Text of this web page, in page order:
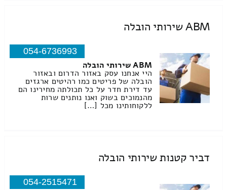
ABM שירותי הובלה
054-6736993
ABM שירותי הובלה
היי אנחנו עסק באזור הדרום ובאזור
הובלה של פריטים כמו רהיטים ארגזים
עד דירת חדר על כל תכולתה מחירינו הם
מהנמוכים בשוק ואנו נותנים שרות
ללקוחותינו מכל […]
דביר קטנות שירותי הובלה
054-2515471